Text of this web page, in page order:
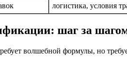
логистика, условия
шаг за
волшебной формулы, но